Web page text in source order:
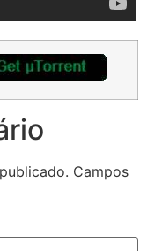
Campos